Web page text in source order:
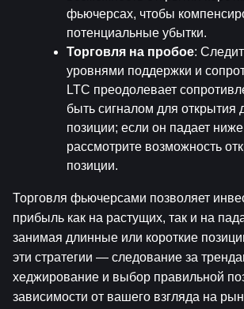
фьючерсах, чтобы
потенциальные убытки.
Торговля на пробое:
уровнями поддержки и
LTC преодолевает
быть сигналом для открытия
позиции; если он падает
рассмотрите возможность
позиции.
Торговля фьючерсами позволяет
прибыль как на растущих, так и на
занимая длинные или короткие
эти стратегии — следование за
хеджирование и выбор правильной
зависимости от вашего взгляда на